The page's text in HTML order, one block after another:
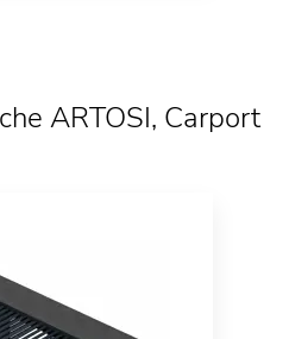
ARTOSI, Carport